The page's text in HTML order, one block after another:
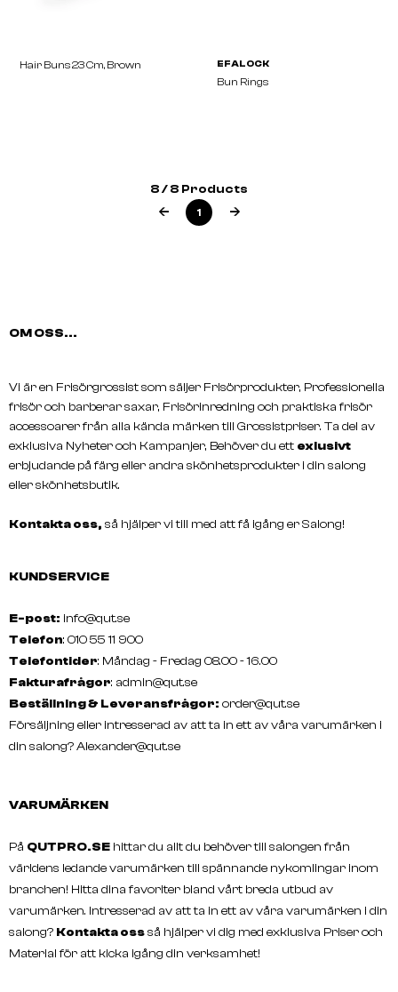
8 / 8 Products
1
OM OSS...
Vi är en Frisörgrossist som säljer Frisörprodukter, Professionella
frisör och barberar saxar, Frisörinredning och praktiska frisör
accessoarer från alla kända märken till Grossistpriser. Ta del av
exklusiva Nyheter och Kampanjer, Behöver du ett exlusivt
erbjudande på färg eller andra skönhetsprodukter i din salong
eller skönhetsbutik.
Kontakta oss, så hjälper vi till med att få igång er Salong!
KUNDSERVICE
E-post: info@qut.se
Telefon: 010 55 11 900
Telefontider: Måndag - Fredag 08.00 - 16.00
Fakturafrågor: admin@qut.se
Beställning & Leveransfrågor: order@qut.se
Försäljning eller intresserad av att ta in ett av våra varumärken i
din salong?Alexander@qut.se
VARUMÄRKEN
På QUTPRO.SE hittar du allt du behöver till salongen från
världens ledande varumärken till spännande nykomlingar inom
branchen! Hitta dina favoriter bland vårt breda utbud av
varumärken. Intresserad av att ta in ett av våra varumärken i din
salong? Kontakta ossså hjälper vi dig med exklusiva Priser och
Material för att kicka igång din verksamhet!